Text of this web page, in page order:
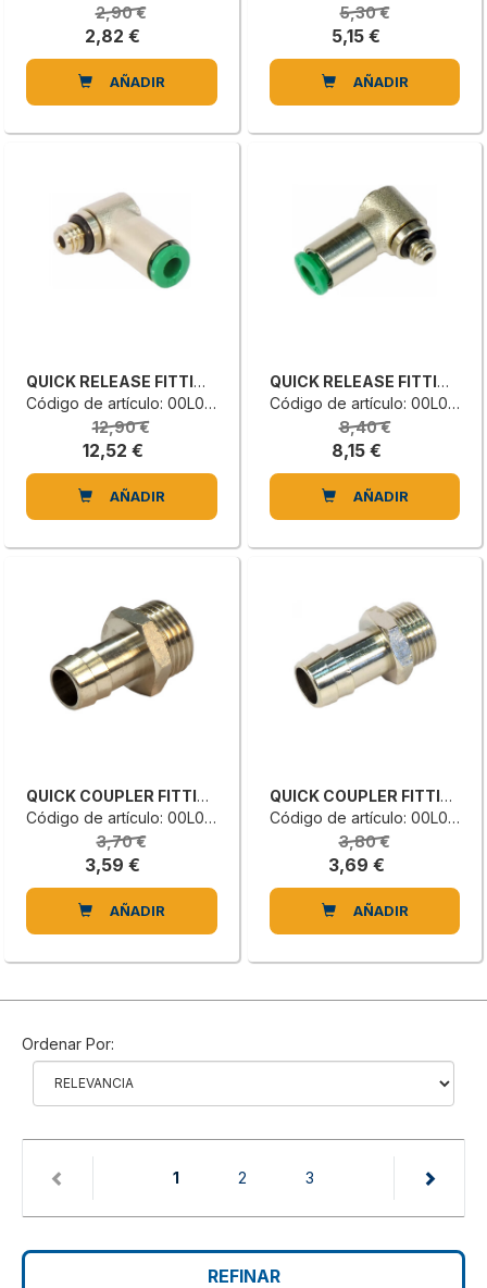
2,90 €
2,82 €
AÑADIR
5,30 €
5,15 €
AÑADIR
QUICK RELEASE FITTING
Código de artículo: 00L0045686L
12,90 €
12,52 €
AÑADIR
QUICK RELEASE FITTING
Código de artículo: 00L0045685G
8,40 €
8,15 €
AÑADIR
QUICK COUPLER FITTING
Código de artículo: 00L0042800H
3,70 €
3,59 €
AÑADIR
QUICK COUPLER FITTING
Código de artículo: 00L0042798D
3,80 €
3,69 €
AÑADIR
Ordenar Por:
1(current)
2 3
REFINAR